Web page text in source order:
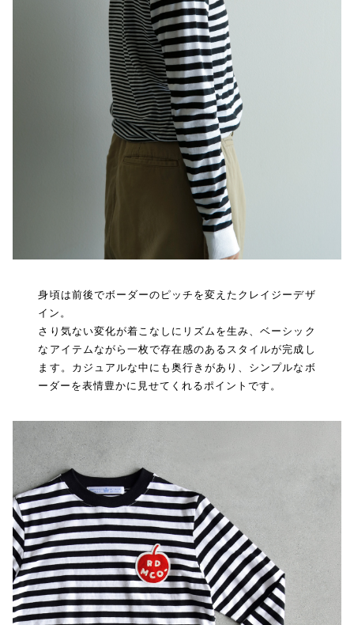
身頃は前後でボーダーのピッチを変えたクレイジーデザ
イン。
さり気ない変化が着こなしにリズムを生み、ベーシック
なアイテムながら一枚で存在感のあるスタイルが完成し
ます。カジュアルな中にも奥行きがあり、シンプルなボ
ーダーを表情豊かに見せてくれるポイントです。